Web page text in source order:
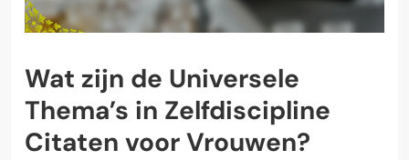
Wat zijn de Universele
Thema’s in Zelfdiscipline
Citaten voor Vrouwen?